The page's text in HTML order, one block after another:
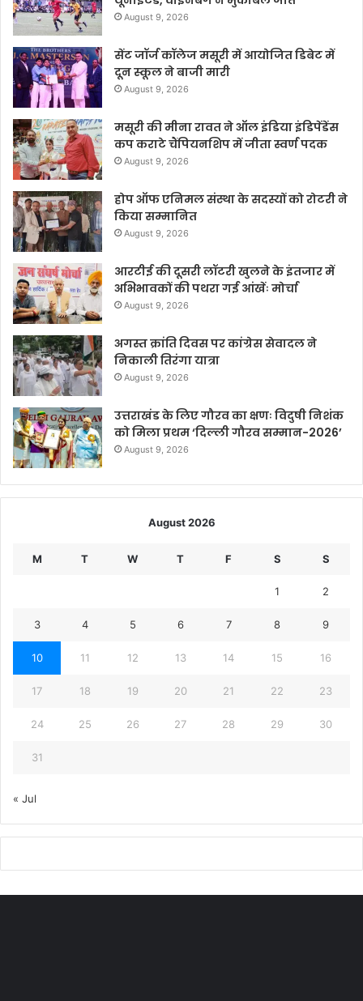
August 9, 2026
सेंट जॉर्ज कॉलेज मसूरी में आयोजित डिबेट में
दून स्कूल ने बाजी मारी
August 9, 2026
मसूरी की मीना रावत ने ऑल इंडिया इंडिपेंडेंस
कप कराटे चैंपियनशिप में जीता स्वर्ण पदक
August 9, 2026
होप ऑफ एनिमल संस्था के सदस्यों को रोटरी ने
किया सम्मानित
August 9, 2026
आरटीई की दूसरी लॉटरी खुलने के इंतजार में
अभिभावकों की पथरा गई आंखेंः मोर्चा
August 9, 2026
अगस्त क्रांति दिवस पर कांग्रेस सेवादल ने
निकाली तिरंगा यात्रा
August 9, 2026
उत्तराखंड के लिए गौरव का क्षणः विदुषी निशंक
को मिला प्रथम ‘दिल्ली गौरव सम्मान-2026’
August 9, 2026
August 2026
M T W T F S S
1 2
3 4 5 6 7 8 9
10 11 12 13 14 15 16
17 18 19 20 21 22 23
24 25 26 27 28 29 30
31
« Jul